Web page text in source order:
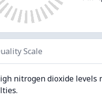
Scale
nitrogen dioxide